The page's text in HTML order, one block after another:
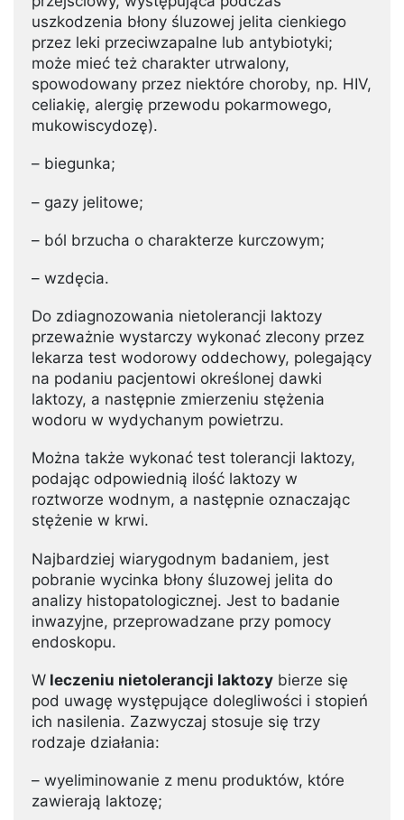
uszkodzenia błony śluzowej jelita cienkiego
przez leki przeciwzapalne lub antybiotyki;
może mieć też charakter utrwalony,
spowodowany przez niektóre choroby, np. HIV,
celiakię, alergię przewodu pokarmowego,
mukowiscydozę).
– biegunka;
– gazy jelitowe;
– ból brzucha o charakterze kurczowym;
– wzdęcia.
Do zdiagnozowania nietolerancji laktozy
przeważnie wystarczy wykonać zlecony przez
lekarza test wodorowy oddechowy, polegający
na podaniu pacjentowi określonej dawki
laktozy, a następnie zmierzeniu stężenia
wodoru w wydychanym powietrzu.
Można także wykonać test tolerancji laktozy,
podając odpowiednią ilość laktozy w
roztworze wodnym, a następnie oznaczając
stężenie w krwi.
Najbardziej wiarygodnym badaniem, jest
pobranie wycinka błony śluzowej jelita do
analizy histopatologicznej. Jest to badanie
inwazyjne, przeprowadzane przy pomocy
endoskopu.
W leczeniu nietolerancji laktozy bierze się
pod uwagę występujące dolegliwości i stopień
ich nasilenia. Zazwyczaj stosuje się trzy
rodzaje działania:
– wyeliminowanie z menu produktów, które
zawierają laktozę;